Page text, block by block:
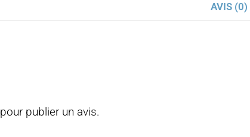
AVIS (0)
pour publier un avis.